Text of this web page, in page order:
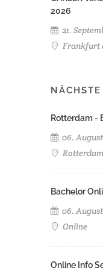
2026
21.
Frankfurt
Rotterdam -
06.
Rotterdam
Bachelor
06.
Online
Online Info